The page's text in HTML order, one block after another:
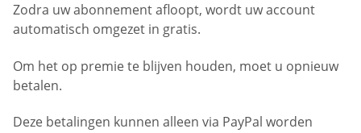
Zodra uw abonnement afloopt, wordt uw account
automatisch omgezet in gratis.
Om het op premie te blijven houden, moet u opnieuw
betalen.
Deze betalingen kunnen alleen via PayPal worden